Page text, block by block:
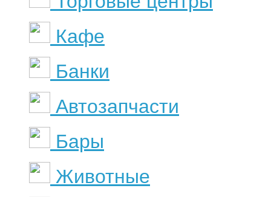
Кафе
Банки
Автозапчасти
Бары
Животные